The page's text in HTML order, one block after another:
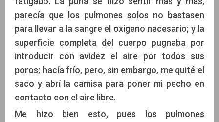
parecía que los pulmones solos no bastasen
para llevar a la sangre el oxígeno necesario; y la
superficie completa del cuerpo pugnaba por
introducir con avidez el aire por todos sus
poros; hacía frío, pero, sin embargo, me quité el
saco y abrí la camisa para poner mi pecho en
contacto con el aire libre.
Me hizo bien esto, pues los pulmones